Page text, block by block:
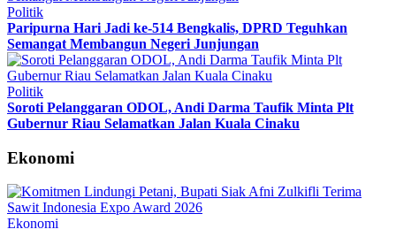
Politik
Paripurna Hari Jadi ke-514 Bengkalis, DPRD Teguhkan
Semangat Membangun Negeri Junjungan
Politik
Soroti Pelanggaran ODOL, Andi Darma Taufik Minta Plt
Gubernur Riau Selamatkan Jalan Kuala Cinaku
Ekonomi
Ekonomi